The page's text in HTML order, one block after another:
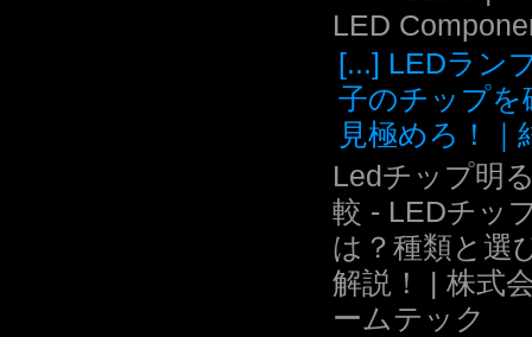
LED
[...] LEDラン
子のチップを
見極めろ！｜
Ledチップ明
較 - LEDチッ
は？種類と選
解説！ | 株式
ームテック